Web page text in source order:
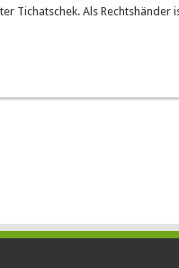
Tichatschek. Als Rechtshänder